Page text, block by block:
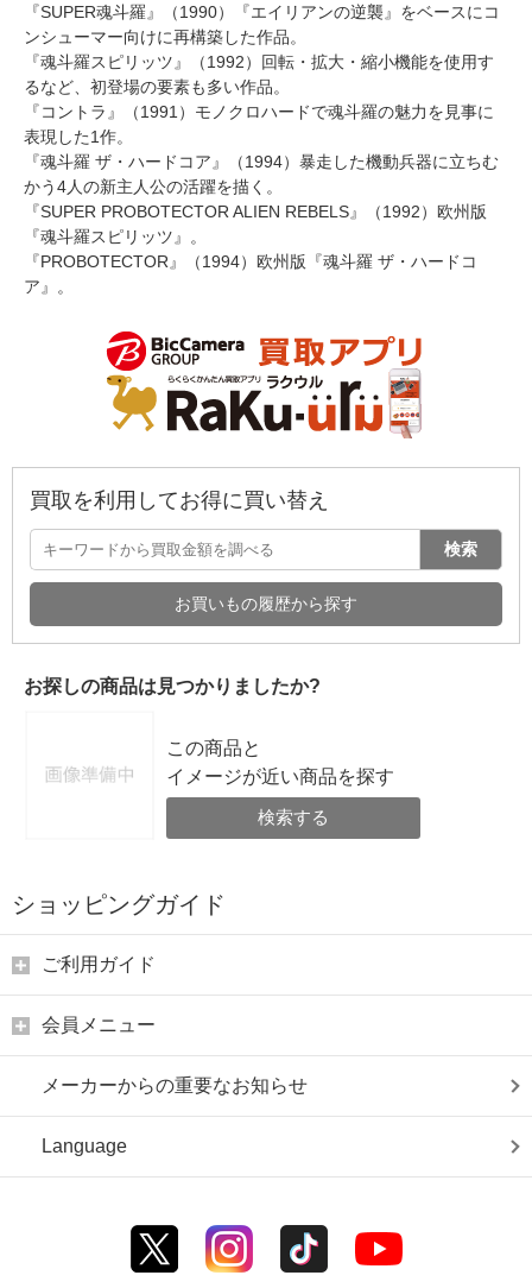
『SUPER魂斗羅』（1990）『エイリアンの逆襲』をベースにコ
ンシューマー向けに再構築した作品。
『魂斗羅スピリッツ』（1992）回転・拡大・縮小機能を使用す
るなど、初登場の要素も多い作品。
『コントラ』（1991）モノクロハードで魂斗羅の魅力を見事に
表現した1作。
『魂斗羅 ザ・ハードコア』（1994）暴走した機動兵器に立ちむ
かう4人の新主人公の活躍を描く。
『SUPER PROBOTECTOR ALIEN REBELS』（1992）欧州版
『魂斗羅スピリッツ』。
『PROBOTECTOR』（1994）欧州版『魂斗羅 ザ・ハードコ
ア』。
買取を利用してお得に買い替え
検索
お買いもの履歴から探す
お探しの商品は見つかりましたか?
この商品と
イメージが近い商品を探す
検索する
ショッピングガイド
ご利用ガイド
会員メニュー
メーカーからの重要なお知らせ
Language